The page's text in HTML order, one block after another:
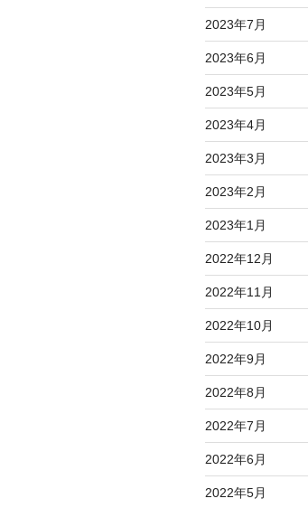
2023年7月
2023年6月
2023年5月
2023年4月
2023年3月
2023年2月
2023年1月
2022年12月
2022年11月
2022年10月
2022年9月
2022年8月
2022年7月
2022年6月
2022年5月